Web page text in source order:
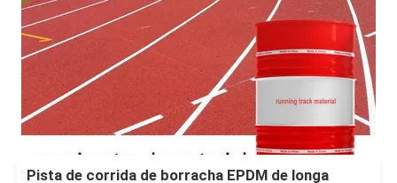
Pista de corrida de borracha EPDM de longa